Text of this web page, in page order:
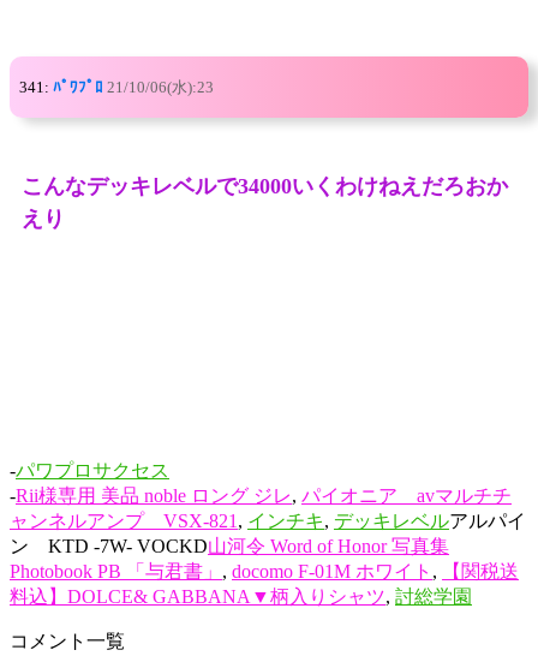
341: ﾊﾟﾜﾌﾟﾛ 21/10/06(水):23
こんなデッキレベルで34000いくわけねえだろおか
えり
-パワプロサクセス
-Rii様専用 美品 noble ロング ジレ, パイオニア avマルチチ
ャンネルアンプ VSX-821 , インチキ, デッキレベルアルパイ
ン KTD -7W- VOCKD山河令 Word of Honor 写真集
Photobook PB 「与君書」 , docomo F-01M ホワイト ,
【関税送
料込】DOLCE& GABBANA▼柄入りシャツ, 討総学園
コメント一覧